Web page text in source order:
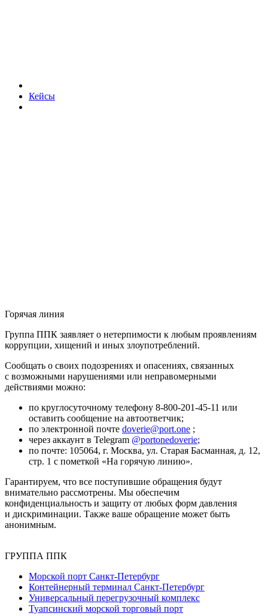
Кейсы
Горячая линия
Группа ППК заявляет о нетерпимости к любым проявлениям
коррупции, хищений и иных злоупотреблений.
Сообщать о своих подозрениях и опасениях, связанных
с возможными нарушениями или неправомерными
действиями можно:
по круглосуточному телефону 8-800-201-45-11 или
оставить сообщение на автоответчик;
по электронной почте doverie@port.one ;
через аккаунт в Telegram @portonedoverie;
по почте: 105064, г. Москва, ул. Старая Басманная, д. 12,
стр. 1 с пометкой «На горячую линию».
Гарантируем, что все поступившие обращения будут
внимательно рассмотрены. Мы обеспечим
конфиденциальность и защиту от любых форм давления
и дискриминации. Также ваше обращение может быть
анонимным.
ГРУППА ППК
Морской порт Санкт-Петербург
Контейнерный терминал Санкт-Петербург
Универсальный перегрузочный комплекс
Туапсинский морской торговый порт